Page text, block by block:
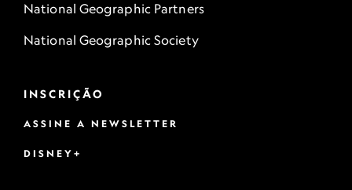
National Geographic Partners
National Geographic Society
INSCRIÇÃO
ASSINE A NEWSLETTER
DISNEY+